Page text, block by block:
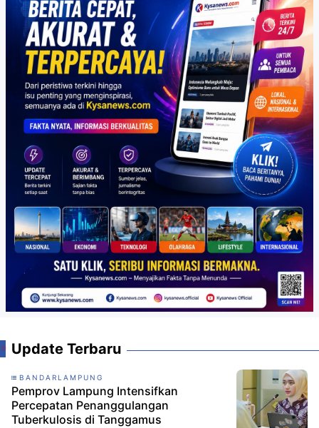
Update Terbaru
BANDARLAMPUNG
Pemprov Lampung Intensifkan
Percepatan Penanggulangan
Tuberkulosis di Tanggamus